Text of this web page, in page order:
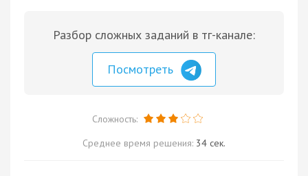
Разбор сложных заданий в тг-канале:
Посмотреть
Сложность:
Среднее время решения: 34 сек.